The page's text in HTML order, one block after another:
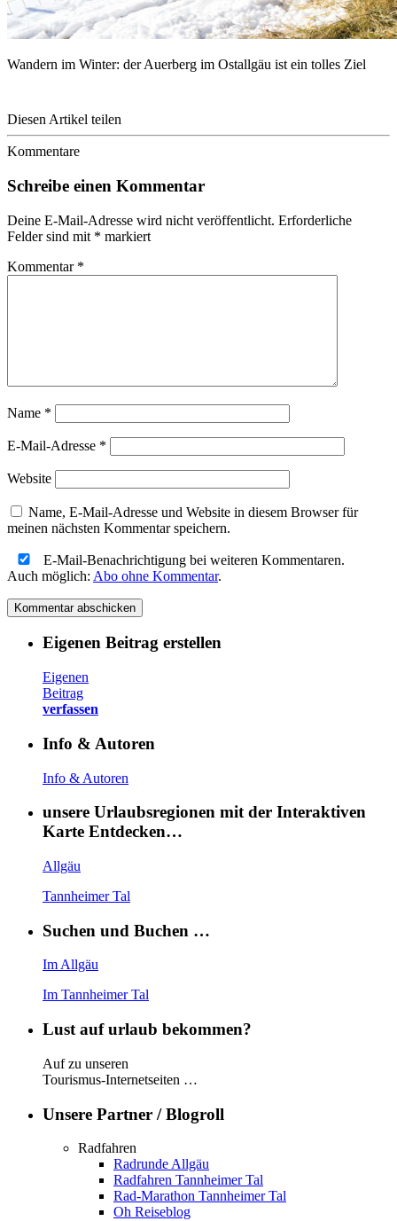
Wandern im Winter: der Auerberg im Ostallgäu ist ein tolles Ziel
Diesen Artikel teilen
Kommentare
Schreibe einen Kommentar
Deine E-Mail-Adresse wird nicht veröffentlicht. Erforderliche
Felder sind mit * markiert
Kommentar *
Name *
E-Mail-Adresse *
Website
Name, E-Mail-Adresse und Website in diesem Browser für
meinen nächsten Kommentar speichern.
E-Mail-Benachrichtigung bei weiteren Kommentaren.
Auch möglich: Abo ohne Kommentar.
Eigenen Beitrag erstellen
Eigenen
Beitrag
verfassen
Info & Autoren
Info & Autoren
unsere Urlaubsregionen mit der Interaktiven
Karte Entdecken…
Allgäu
Tannheimer Tal
Suchen und Buchen …
Im Allgäu
Im Tannheimer Tal
Lust auf urlaub bekommen?
Auf zu unseren
Tourismus-Internetseiten …
Unsere Partner / Blogroll
Radfahren
Radrunde Allgäu
Radfahren Tannheimer Tal
Rad-Marathon Tannheimer Tal
Oh Reiseblog